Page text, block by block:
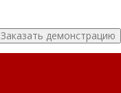
Заказать демонстрацию